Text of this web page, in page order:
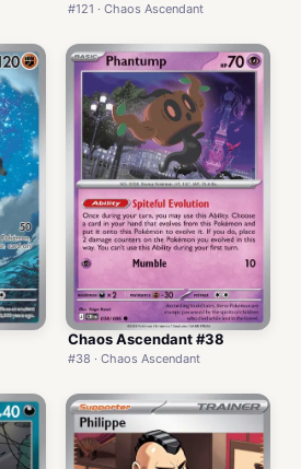
#121 · Chaos Ascendant
Chaos Ascendant #38
#38 · Chaos Ascendant